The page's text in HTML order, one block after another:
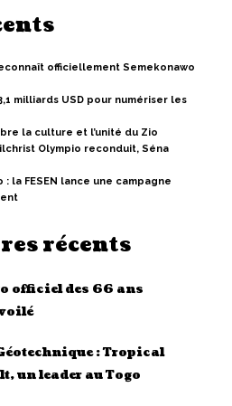
officiellement Semekonawo
milliards USD pour numériser les
la culture et l’unité du Zio
Olympio reconduit, Séna
la FESEN lance une campagne
récents
officiel des 66 ans
: Tropical
un leader au Togo